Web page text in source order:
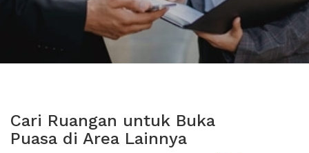
Cari Ruangan untuk Buka
Puasa di Area Lainnya